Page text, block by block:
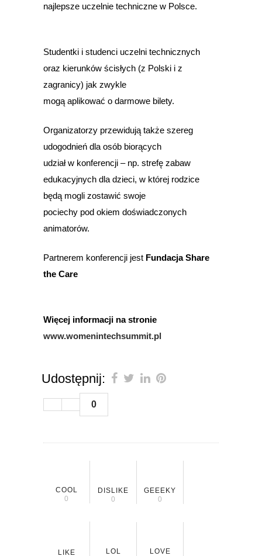
najlepsze uczelnie techniczne w Polsce.
Studentki i studenci uczelni technicznych
oraz kierunków ścisłych (z Polski i z
zagranicy) jak zwykle
mogą aplikować o darmowe bilety.
Organizatorzy przewidują także szereg
udogodnień dla osób biorących
udział w konferencji – np. strefę zabaw
edukacyjnych dla dzieci, w której rodzice
będą mogli zostawić swoje
pociechy pod okiem doświadczonych
animatorów.
Partnerem konferencji jest Fundacja Share
the Care
Więcej informacji na stronie
www.womenintechsummit.pl
Udostępnij:
0
COOL
0
DISLIKE
0
GEEEKY
0
LIKE LOL LOVE